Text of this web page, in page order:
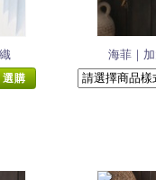
選購
海菲｜